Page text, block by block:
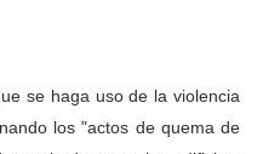
se haga uso de la violencia
los "actos de quema de